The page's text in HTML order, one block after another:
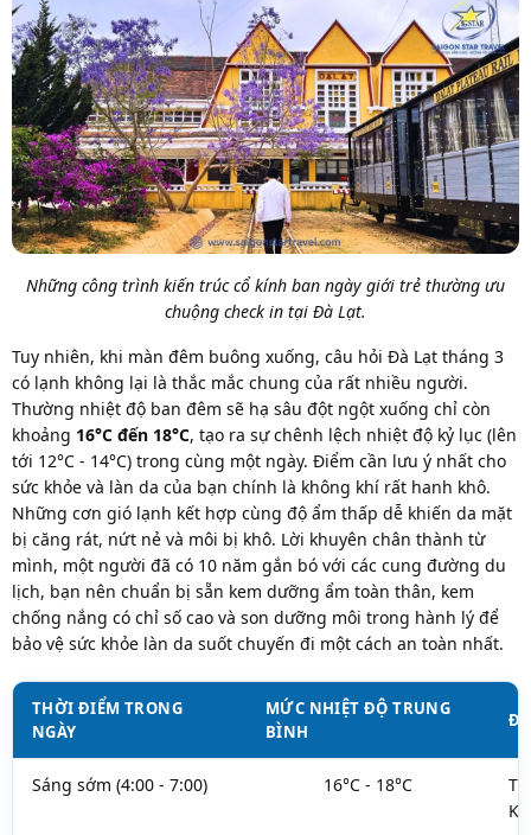
Những công trình kiến trúc cổ kính ban ngày giới trẻ thường ưu
chuộng check in tại Đà Lạt.
Tuy nhiên, khi màn đêm buông xuống, câu hỏi Đà Lạt tháng 3
có lạnh không lại là thắc mắc chung của rất nhiều người.
Thường nhiệt độ ban đêm sẽ hạ sâu đột ngột xuống chỉ còn
khoảng 16°C đến 18°C, tạo ra sự chênh lệch nhiệt độ kỷ lục (lên
tới 12°C - 14°C) trong cùng một ngày. Điểm cần lưu ý nhất cho
sức khỏe và làn da của bạn chính là không khí rất hanh khô.
Những cơn gió lạnh kết hợp cùng độ ẩm thấp dễ khiến da mặt
bị căng rát, nứt nẻ và môi bị khô. Lời khuyên chân thành từ
mình, một người đã có 10 năm gắn bó với các cung đường du
lịch, bạn nên chuẩn bị sẵn kem dưỡng ẩm toàn thân, kem
chống nắng có chỉ số cao và son dưỡng môi trong hành lý để
bảo vệ sức khỏe làn da suốt chuyến đi một cách an toàn nhất.
THỜI ĐIỂM TRONG
NGÀY
MỨC NHIỆT ĐỘ TRUNG
BÌNH
Sáng sớm (4:00 - 7:00) 16°C - 18°C